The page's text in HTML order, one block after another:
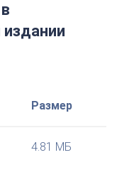
Размер
4.81 МБ